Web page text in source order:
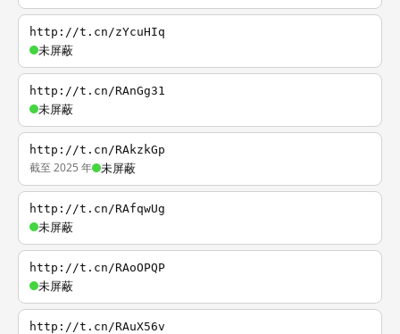
http://t.cn/zYcuHIq
未屏蔽
http://t.cn/RAnGg31
未屏蔽
http://t.cn/RAkzkGp
截至 2025 年 未屏蔽
http://t.cn/RAfqwUg
未屏蔽
http://t.cn/RAoOPQP
未屏蔽
http://t.cn/RAuX56v